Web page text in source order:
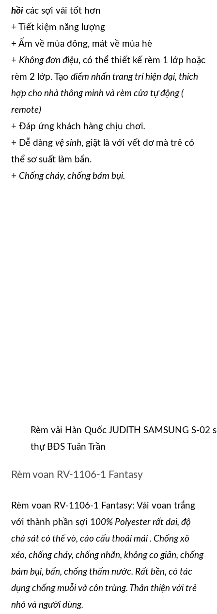
hồi các sợi vải tốt hơn
+ Tiết kiệm năng lượng
+ Ấm về mùa đông, mát về mùa hè
+ Không đơn điệu, có thể thiết kế rèm 1 lớp hoặc
rèm 2 lớp. Tạo điểm nhấn trang trí hiện đại, thích
hợp cho nhà thông minh và rèm cửa tự động (
remote)
+ Đáp ứng khách hàng chịu chơi.
+ Dễ dàng vệ sinh, giặt là với vết dơ mà trẻ có
thể sơ suất làm bẩn.
+ Chống cháy, chống bám bụi.
Rèm vải Hàn Quốc JUDITH SAMSUNG S-
thự BĐS Tuân Trần
Rèm voan RV-1106-1 Fantasy
Rèm voan RV-1106-1 Fantasy: Vải voan trắng
với thành phần sợi 100% Polyester rất dai, độ
chà sát có thể vò, cào cấu thoải mái . Chống xô
xéo, chống cháy, chống nhăn, không co giãn, chống
bám bụi, bẩn, chống thấm nước. Rất bền, có tác
dụng chống muỗi và côn trùng. Thân thiện với trẻ
nhỏ và người dùng.